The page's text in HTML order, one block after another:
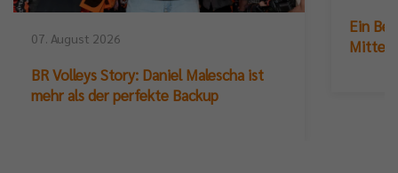
07. August 2026
BR Volleys Story: Daniel Malescha ist
mehr als der perfekte Backup
Ein